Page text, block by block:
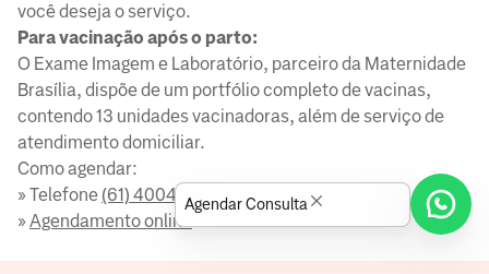
você deseja o serviço.
Para vacinação após o parto:
O Exame Imagem e Laboratório, parceiro da Maternidade
Brasília, dispõe de um portfólio completo de vacinas,
contendo 13 unidades vacinadoras, além de serviço de
atendimento domiciliar.
Como agendar:
» Telefone (61) 4004-3883
»Agendamento online.
Agendar Consulta